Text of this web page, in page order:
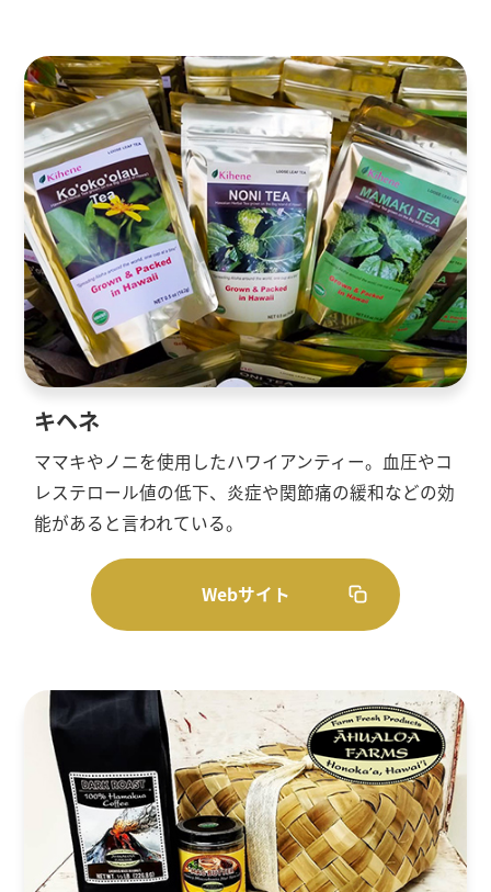
キヘネ
ママキやノニを使用したハワイアンティー。血圧やコ
レステロール値の低下、炎症や関節痛の緩和などの効
能があると言われている。
Webサイト